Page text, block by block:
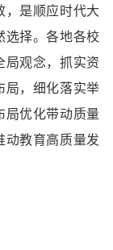
是顺应时代大
选择。各地各校
观念，抓实资
局，细化落实举
优化带动质量
教育高质量发